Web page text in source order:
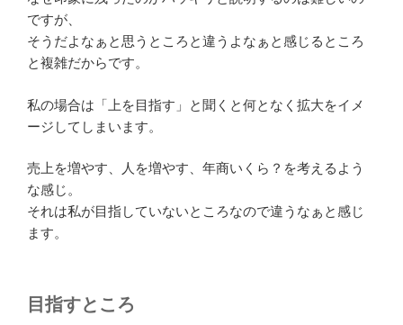
ですが、
そうだよなぁと思うところと違うよなぁと感じるところ
と複雑だからです。
私の場合は「上を目指す」と聞くと何となく拡大をイメ
ージしてしまいます。
売上を増やす、人を増やす、年商いくら？を考えるよう
な感じ。
それは私が目指していないところなので違うなぁと感じ
ます。
目指すところ